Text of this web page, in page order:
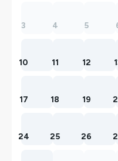
3 4 5
10 11 12
17 18 19
24 25 26